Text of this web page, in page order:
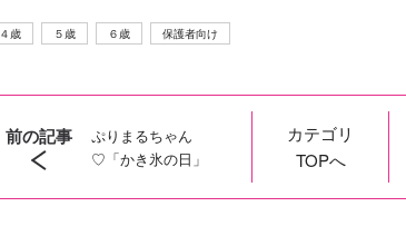
４歳 ５歳 ６歳 保護者向け
前の記事
ぷりまるちゃん
♡「かき氷の日」
カテゴリ
TOPへ